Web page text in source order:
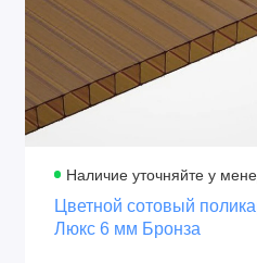
Толщина UV слоя
60 микрон
Крепление
На термошайбы
Наличие уточняйте у
Цветной сотовый
Люкс 6 мм Бронза